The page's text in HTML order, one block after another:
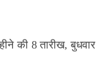
की 8 तारीख, बुधवार